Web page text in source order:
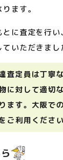
ます。
とに査定を行
いただきまし
査定員は丁寧
に対して適切
ます。大阪で
ご利用ください